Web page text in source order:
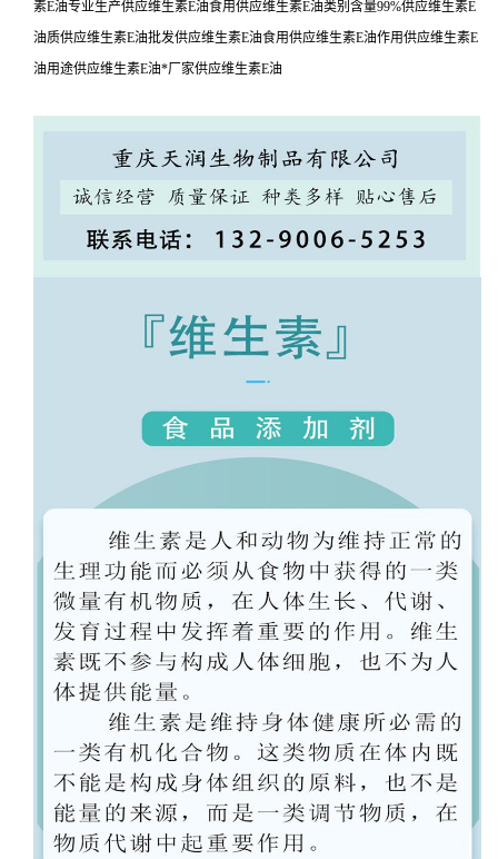
素E油专业生产供应维生素E油食用供应维生素E油类别含量99%供应维生素E
油质供应维生素E油批发供应维生素E油食用供应维生素E油作用供应维生素E
油用途供应维生素E油*厂家供应维生素E油